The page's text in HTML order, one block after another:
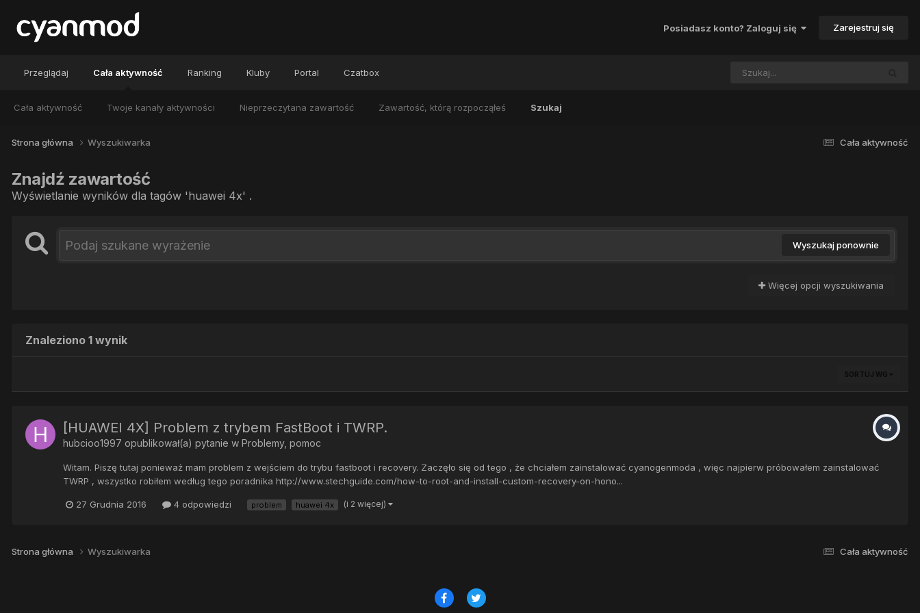
Posiadasz konto? Zaloguj się Zarejestruj się
Przeglądaj Cała aktywność
Cała aktywność Twoje kanały aktywności Nieprzeczytana zawartość Zawartość, którą rozpocząłeś Szukaj
Ranking Kluby Portal Czatbox
Cała aktywność
Strona główna Wyszukiwarka
Znajdź zawartość
Wyświetlanie wyników dla tagów 'huawei 4x' .
Wyszukaj ponownie
Więcej opcji wyszukiwania
Znaleziono 1 wynik
SORTUJ WG
[HUAWEI 4X] Problem z trybem FastBoot i TWRP.
hubcioo1997 opublikował(a) pytanie w Problemy, pomoc
Witam. Piszę tutaj ponieważ mam problem z wejściem do trybu fastboot i recovery. Zaczęło się od tego , że chciałem zainstalować cyanogenmoda , więc najpierw próbowałem zainstalować
TWRP , wszystko robiłem według tego poradnika http://www.stechguide.com/how-to-root-and-install-custom-recovery-on-hono...
27 Grudnia 2016 4 odpowiedzi problem huawei 4x (i 2 więcej)
Cała aktywność
Strona główna Wyszukiwarka